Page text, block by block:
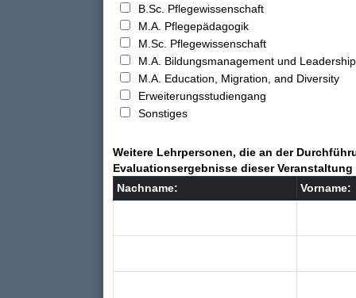
B.Sc. Pflegewissenschaft
M.A. Pflegepädagogik
M.Sc. Pflegewissenschaft
M.A. Bildungsmanagement und
M.A. Education, Migration, and Diversity
Erweiterungsstudiengang
Sonstiges
Weitere Lehrpersonen, die an der
Evaluationsergebnisse dieser
Nachname:
Vorname: